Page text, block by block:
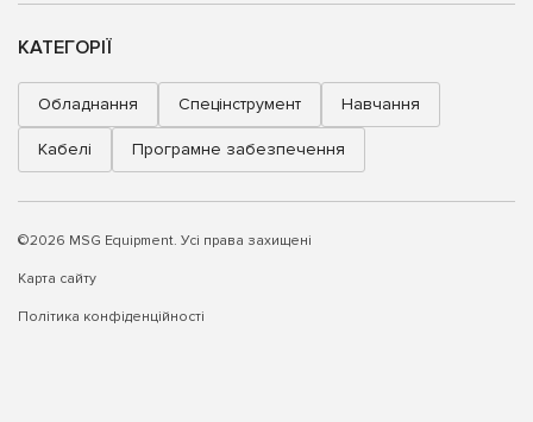
КАТЕГОРІЇ
Обладнання Спецінструмент Навчання
Кабелі Програмне забезпечення
©2026 MSG Equipment. Усі права захищені
Карта сайту
Політика конфіденційності